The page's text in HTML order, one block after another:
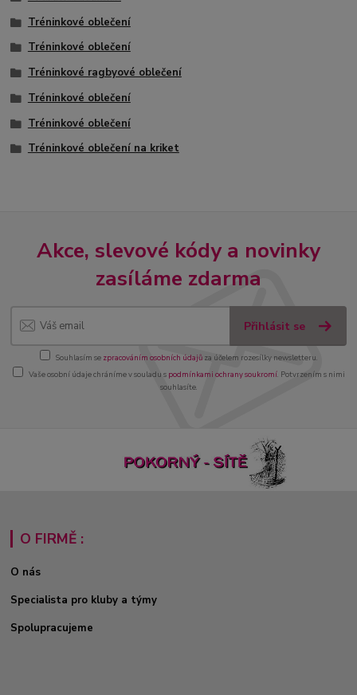
Tréninkové oblečení
Tréninkové oblečení
Tréninkové ragbyové oblečení
Tréninkové oblečení
Tréninkové oblečení
Tréninkové oblečení na kriket
Akce, slevové kódy a novinky
zasíláme zdarma
Přihlásit se
Souhlasím se zpracováním osobních údajůza účelem rozesílky newsletteru.
Vaše osobní údaje chráníme v souladu s podmínkami ochrany soukromí. Potvrzením s nimi
souhlasíte.
O FIRMĚ :
O nás
Specialista pro kluby a týmy
Spolupracujeme